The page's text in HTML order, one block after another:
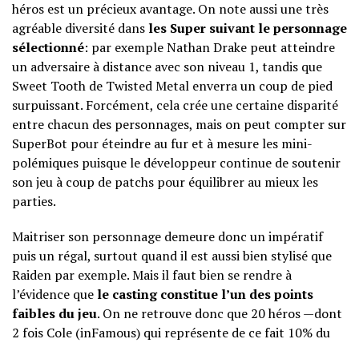
héros est un précieux avantage. On note aussi une très
agréable diversité dans les Super suivant le personnage
sélectionné: par exemple Nathan Drake peut atteindre
un adversaire à distance avec son niveau 1, tandis que
Sweet Tooth de Twisted Metal enverra un coup de pied
surpuissant. Forcément, cela crée une certaine disparité
entre chacun des personnages, mais on peut compter sur
SuperBot pour éteindre au fur et à mesure les mini-
polémiques puisque le développeur continue de soutenir
son jeu à coup de patchs pour équilibrer au mieux les
parties.
Maitriser son personnage demeure donc un impératif
puis un régal, surtout quand il est aussi bien stylisé que
Raiden par exemple. Mais il faut bien se rendre à
l’évidence que le casting constitue l’un des points
faibles du jeu. On ne retrouve donc que 20 héros —dont
2 fois Cole (inFamous) qui représente de ce fait 10% du